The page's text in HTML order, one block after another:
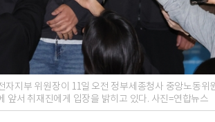
지부 위원장이 11일 오전 정부세종청사 중앙노동위
앞서 취재진에게 입장을 밝히고 있다. 사진=연합뉴스